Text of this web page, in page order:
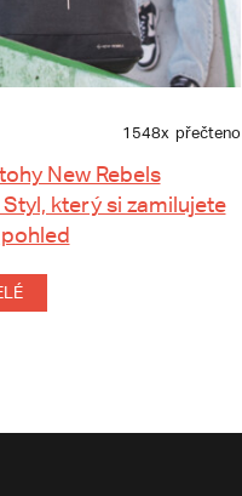
1548x přečteno
New Rebels
který si zamilujete